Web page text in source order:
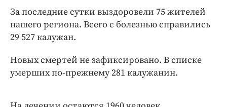
За последние сутки выздоровели 75 жителей
нашего региона. Всего с болезнью справились
29 527 калужан.
Новых смертей не зафиксировано. В списке
умерших по-прежнему 281 калужанин.